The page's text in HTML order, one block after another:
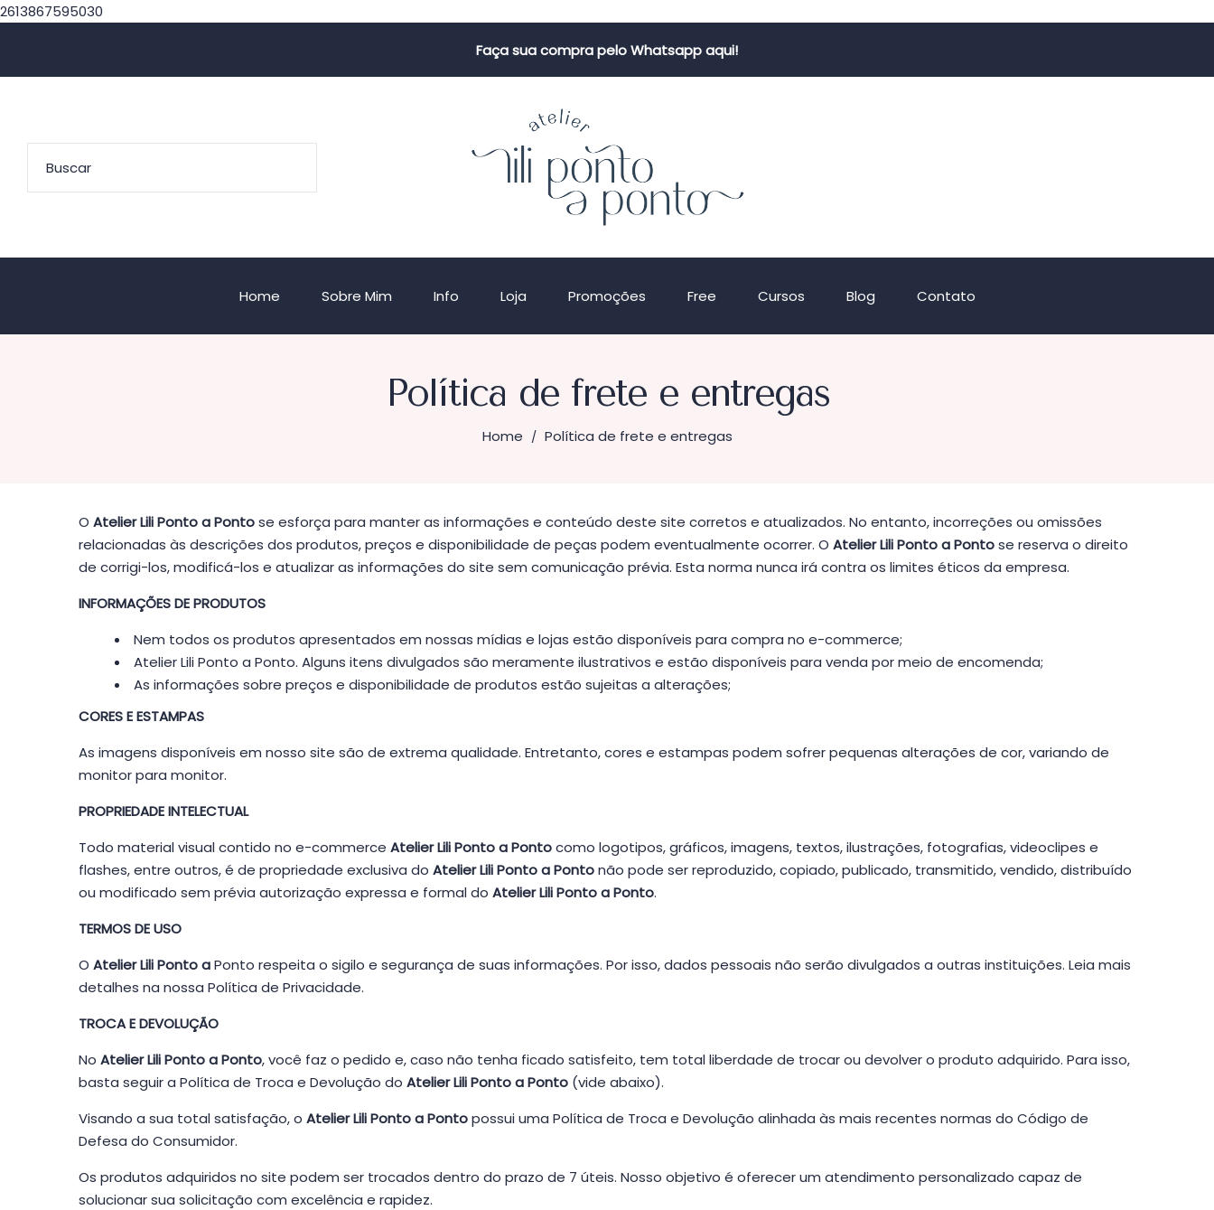
2613867595030
Faça sua compra pelo Whatsapp aqui!
Home Sobre Mim Info Loja Promoções Free Cursos Blog Contato
Política de frete e entregas
Home / Política de frete e entregas
O Atelier Lili Ponto a Pontose esforça para manter as informações e conteúdo deste site corretos e atualizados. No entanto, incorreções ou omissões
relacionadas às descrições dos produtos, preços e disponibilidade de peças podem eventualmente ocorrer. O Atelier Lili Ponto a Pontose reserva o direito
de corrigi-los, modificá-los e atualizar as informações do site sem comunicação prévia. Esta norma nunca irá contra os limites éticos da empresa.
INFORMAÇÕES DE PRODUTOS
Nem todos os produtos apresentados em nossas mídias e lojas estão disponíveis para compra no e-commerce;
Atelier Lili Ponto a Ponto. Alguns itens divulgados são meramente ilustrativos e estão disponíveis para venda por meio de encomenda;
As informações sobre preços e disponibilidade de produtos estão sujeitas a alterações;
CORES E ESTAMPAS
As imagens disponíveis em nosso site são de extrema qualidade. Entretanto, cores e estampas podem sofrer pequenas alterações de cor, variando de
monitor para monitor.
PROPRIEDADE INTELECTUAL
Todo material visual contido no e-commerce Atelier Lili Ponto a Pontocomo logotipos, gráficos, imagens, textos, ilustrações, fotografias, videoclipes e
flashes, entre outros, é de propriedade exclusiva do Atelier Lili Ponto a Pontonão pode ser reproduzido, copiado, publicado, transmitido, vendido, distribuído
ou modificado sem prévia autorização expressa e formal do Atelier Lili Ponto a Ponto.
TERMOS DE USO
O Atelier Lili Ponto aPonto respeita o sigilo e segurança de suas informações. Por isso, dados pessoais não serão divulgados a outras instituições. Leia mais
detalhes na nossa Política de Privacidade.
TROCA E DEVOLUÇÃO
No Atelier Lili Ponto a Ponto, você faz o pedido e, caso não tenha ficado satisfeito, tem total liberdade de trocar ou devolver o produto adquirido. Para isso,
basta seguir a Política de Troca e Devolução do Atelier Lili Ponto a Ponto (vide abaixo).
Visando a sua total satisfação, o Atelier Lili Ponto a Pontopossui uma Política de Troca e Devolução alinhada às mais recentes normas do Código de
Defesa do Consumidor.
Os produtos adquiridos no site podem ser trocados dentro do prazo de 7 úteis. Nosso objetivo é oferecer um atendimento personalizado capaz de
solucionar sua solicitação com excelência e rapidez.